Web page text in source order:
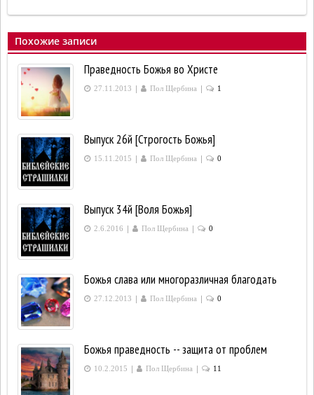
Похожие записи
Праведность Божья во Христе
27.11.2013 | Пол Щербина | 1
Выпуск 26й [Строгость Божья]
15.11.2015 | Пол Щербина | 0
Выпуск 34й [Воля Божья]
2.6.2016 | Пол Щербина | 0
Божья слава или многоразличная благодать
27.12.2013 | Пол Щербина | 0
Божья праведность -- защита от проблем
10.2.2015 | Пол Щербина | 11